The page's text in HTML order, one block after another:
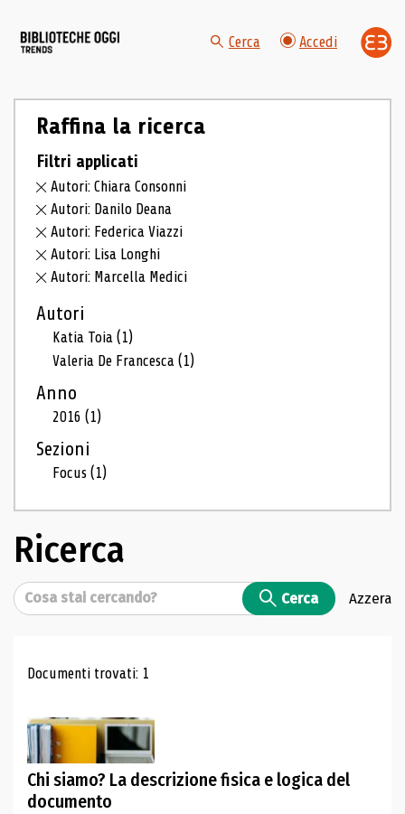
Cerca Accedi
Raffina la ricerca
Filtri applicati
Autori: Chiara Consonni
Autori: Danilo Deana
Autori: Federica Viazzi
Autori: Lisa Longhi
Autori: Marcella Medici
Autori
Katia Toia(1)
Valeria De Francesca(1)
Anno
2016(1)
Sezioni
Focus(1)
Ricerca
Cerca Cerca Azzera
Risultati di ricerca
Documenti trovati: 1
Chi siamo? La descrizione fisica e logica del
documento